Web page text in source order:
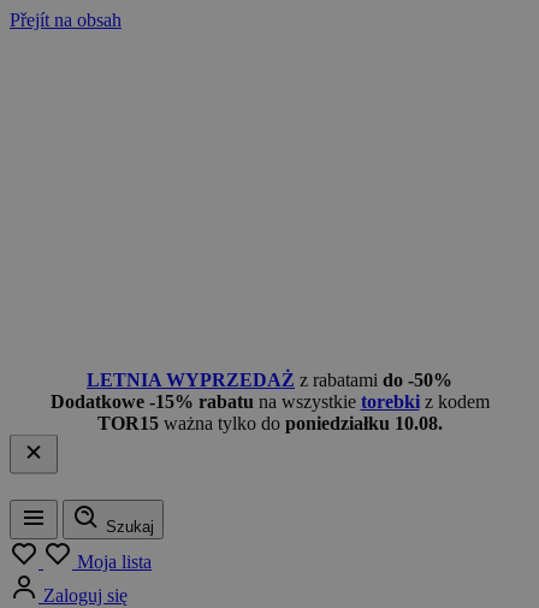
Přejít na obsah
LETNIA WYPRZEDAŻ z rabatami do -50%
Dodatkowe -15% rabatu na wszystkie torebkiz kodem
TOR15 ważna tylko do poniedziałku 10.08.
Menu
Szukaj
Moja lista
Zaloguj się